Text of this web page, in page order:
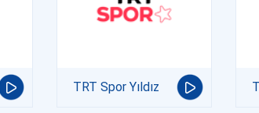
TRT Spor Yıldız